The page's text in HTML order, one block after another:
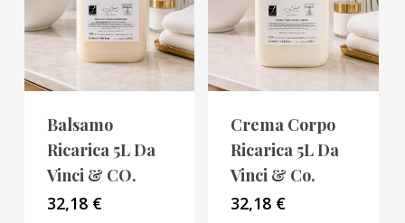
Balsamo
Ricarica 5L Da
Vinci & CO.
32,18 €
Crema Corpo
Ricarica 5L Da
Vinci & Co.
32,18 €